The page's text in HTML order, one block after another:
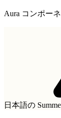
Aura コンポーネ
日本語の